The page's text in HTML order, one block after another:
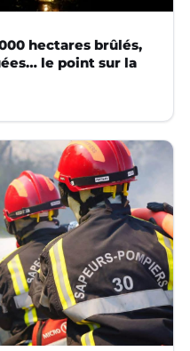
hectares brûlés,
le point sur la